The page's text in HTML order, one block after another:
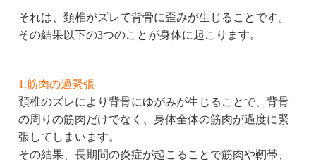
それは、頚椎がズレて背骨に歪みが生じることです。
その結果以下の3つのことが身体に起こります。
1.筋肉の過緊張
頚椎のズレにより背骨にゆがみが生じることで、背骨
の周りの筋肉だけでなく、身体全体の筋肉が過度に緊
張してしまいます。
その結果、長期間の炎症が起こることで筋肉や靭帯、